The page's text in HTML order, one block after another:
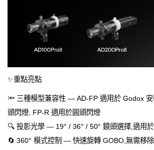
✨重點亮點
🔦 三種模型兼容性 — AD-FP 適用於 Godox
頭閃燈, FP-R 適用於圓頭閃燈
🔍 投影光學 — 19° / 36° / 50° 鏡頭選擇,適用
🔄 360° 模式控制 — 快速旋轉 GOBO,無需移